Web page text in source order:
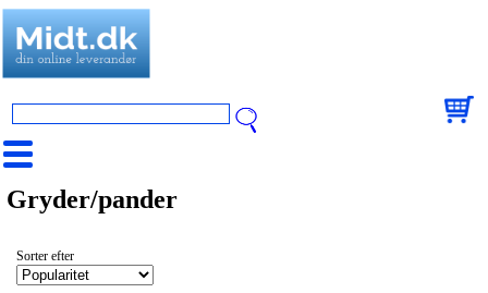
Gryder/pander
Sorter efter